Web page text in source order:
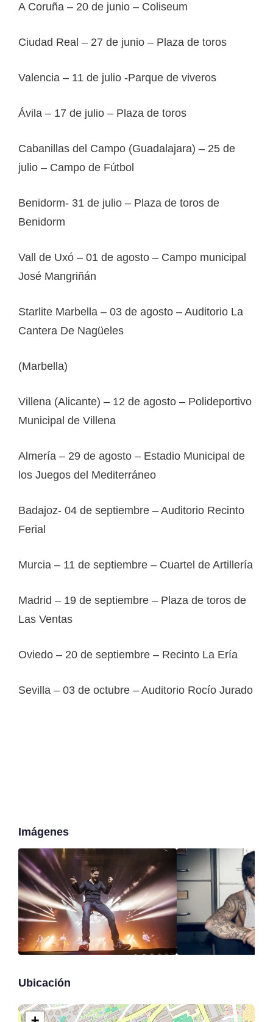
A Coruña – 20 de junio – Coliseum
Ciudad Real – 27 de junio – Plaza de toros
Valencia – 11 de julio -Parque de viveros
Ávila – 17 de julio – Plaza de toros
Cabanillas del Campo (Guadalajara) – 25 de
julio – Campo de Fútbol
Benidorm- 31 de julio – Plaza de toros de
Benidorm
Vall de Uxó – 01 de agosto – Campo municipal
José Mangriñán
Starlite Marbella – 03 de agosto – Auditorio La
Cantera De Nagüeles
(Marbella)
Villena (Alicante) – 12 de agosto – Polideportivo
Municipal de Villena
Almería – 29 de agosto – Estadio Municipal de
los Juegos del Mediterráneo
Badajoz- 04 de septiembre – Auditorio Recinto
Ferial
Murcia – 11 de septiembre – Cuartel de Artillería
Madrid – 19 de septiembre – Plaza de toros de
Las Ventas
Oviedo – 20 de septiembre – Recinto La Ería
Sevilla – 03 de octubre – Auditorio Rocío Jurado
Imágenes
Ubicación